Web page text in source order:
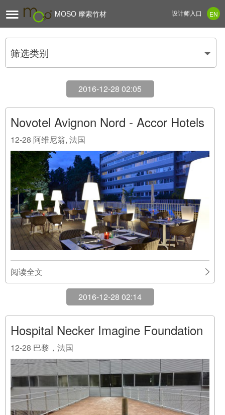
 MOSO 摩索竹材 EN
设计师入口
筛选类别
2016-12-28 02:05
Novotel Avignon Nord - Accor Hotels
12-28 阿维尼翁, 法国
阅读全文
2016-12-28 02:14
Hospital Necker Imagine Foundation
12-28 巴黎，法国